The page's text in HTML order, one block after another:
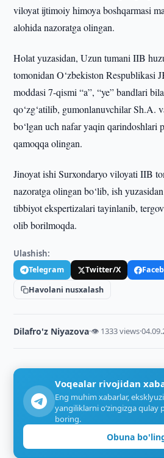
viloyat ijtimoiy himoya boshqarmasi
alohida nazoratga olingan.
Holat yuzasidan, Uzun tumani IIB
tomonidan O‘zbekiston Respublikasi
moddasi 7-qismi “a”, “ye” bandlari
qo‘zg‘atilib, gumonlanuvchilar Sh.A.
bo‘lgan uch nafar yaqin qarindoshlari
qamoqqa olingan.
Jinoyat ishi Surxondaryo viloyati IIB
nazoratga olingan bo‘lib, ish
tibbiyot ekspertizalari tayinlanib,
olib borilmoqda.
Ulashish:
Telegram Twitter/X
Havolani nusxalash
Dilafro'z Niyazova·👁 1333 views·
Voqealar rivojidan
Eng muhim xabarlar,
yangiliklarni o‘zingizga
boring.
Obuna